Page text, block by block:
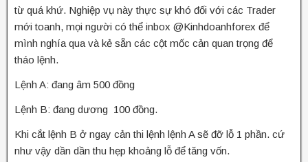
từ quá khứ. Nghiệp vụ này thực sự khó đối với các Trader
mới toanh, mọi người có thể inbox @Kinhdoanhforex để
mình nghía qua và kẻ sẵn các cột mốc cản quan trọng để
tháo lệnh.
Lệnh A: đang âm 500 đồng
Lệnh B: đang dương 100 đồng.
Khi cắt lệnh B ở ngay cản thi lệnh lệnh A sẽ đỡ lỗ 1 phần. cứ
như vậy dần dần thu hẹp khoảng lỗ để tăng vốn.